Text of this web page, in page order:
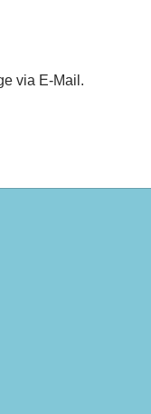
via E-Mail.